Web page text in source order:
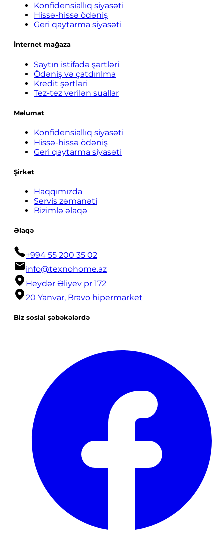
Konfidensiallıq siyasəti
Hissə-hissə ödəniş
Geri qaytarma siyasəti
İnternet mağaza
Saytın istifadə şərtləri
Ödəniş və çatdırılma
Kredit şərtləri
Tez-tez verilən suallar
Məlumat
Konfidensiallıq siyasəti
Hissə-hissə ödəniş
Geri qaytarma siyasəti
Şirkət
Haqqımızda
Servis zəmanəti
Bizimlə əlaqə
Əlaqə
+994 55 200 35 02
info@texnohome.az
Heydər Əliyev pr 172
20 Yanvar, Bravo hipermarket
Biz sosial şəbəkələrdə